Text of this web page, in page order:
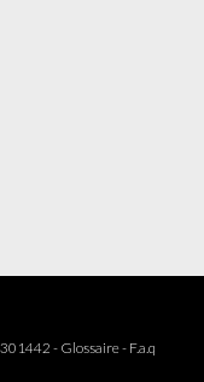
- Glossaire- F.a.q